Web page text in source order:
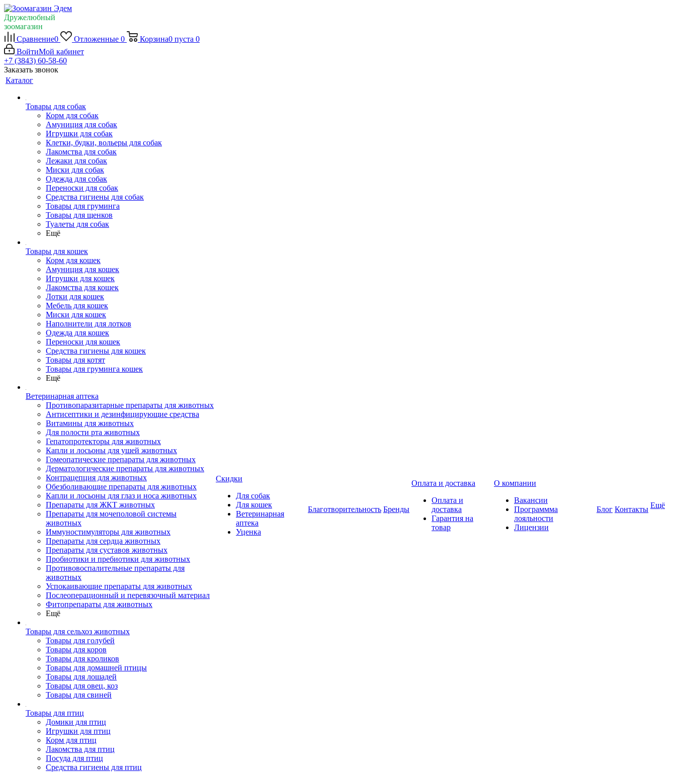
Дружелюбный
зоомагазин
Сравнение0 Отложенные 0 Корзина0 пуста 0
ВойтиМой кабинет
+7 (3843) 60-58-60
Заказать звонок
Каталог
Товары для собак
Корм для собак
Амуниция для собак
Игрушки для собак
Клетки, будки, вольеры для собак
Лакомства для собак
Лежаки для собак
Миски для собак
Одежда для собак
Переноски для собак
Средства гигиены для собак
Товары для груминга
Товары для щенков
Туалеты для собак
Ещё
Товары для кошек
Корм для кошек
Амуниция для кошек
Игрушки для кошек
Лакомства для кошек
Лотки для кошек
Мебель для кошек
Миски для кошек
Наполнители для лотков
Одежда для кошек
Переноски для кошек
Средства гигиены для кошек
Товары для котят
Товары для груминга кошек
Ещё
Ветеринарная аптека
Противопаразитарные препараты для животных
Антисептики и дезинфицирующие средства
Витамины для животных
Для полости рта животных
Гепатопротекторы для животных
Капли и лосьоны для ушей животных
Гомеопатические препараты для животных
Дерматологические препараты для животных
Контрацепция для животных
Обезболивающие препараты для животных
Капли и лосьоны для глаз и носа животных
Препараты для ЖКТ животных
Препараты для мочеполовой системы
животных
Иммуностимуляторы для животных
Препараты для сердца животных
Препараты для суставов животных
Пробиотики и пребиотики для животных
Противовоспалительные препараты для
животных
Успокаивающие препараты для животных
Послеоперационный и перевязочный материал
Фитопрепараты для животных
Ещё
Товары для сельхоз животных
Товары для голубей
Товары для коров
Товары для кроликов
Товары для домашней птицы
Товары для лошадей
Товары для овец, коз
Товары для свиней
Товары для птиц
Домики для птиц
Игрушки для птиц
Корм для птиц
Лакомства для птиц
Посуда для птиц
Средства гигиены для птиц
Скидки
Для собак
Для кошек
Ветеринарная
аптека
Уценка
Благотворительность Бренды
Оплата и доставка
Оплата и
доставка
Гарантия на
товар
О компании
Вакансии
Программма
лояльности
Лицензии
Блог Контакты Ещё